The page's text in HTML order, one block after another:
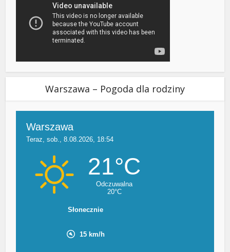
Warszawa – Pogoda dla rodziny